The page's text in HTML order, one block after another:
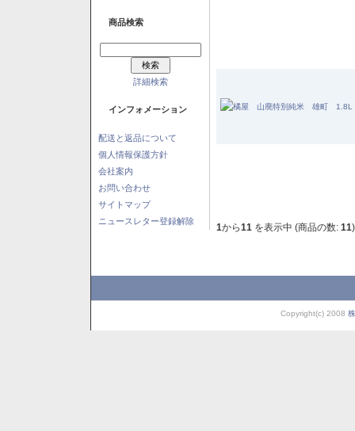
商品検索
詳細検索
インフォメーション
配送と返品について
個人情報保護方針
会社案内
お問い合わせ
サイトマップ
ニュースレター登録解除
1から11 を表示中 (商品の数: 11)
Copyright(c) 2008